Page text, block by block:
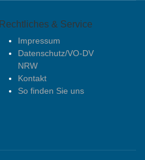
Rechtliches & Service
Impressum
Datenschutz/VO-DV
NRW
Kontakt
So finden Sie uns